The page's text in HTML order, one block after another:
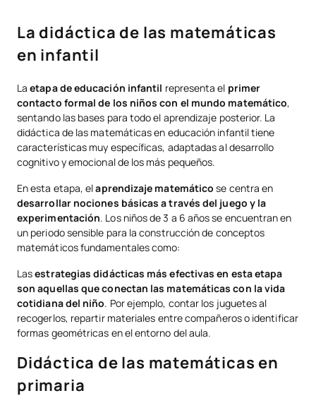
La didáctica de las matemáticas
en infantil
Laetapa de educación infantil representa el primer
contacto formal de los niños con el mundo matemático,
sentando las bases para todo el aprendizaje posterior. La
didáctica de las matemáticas en educación infantil tiene
características muy específicas, adaptadas al desarrollo
cognitivo y emocional de los más pequeños.
En esta etapa, elaprendizaje matemáticose centra en
desarrollar nociones básicas a través del juego y la
experimentación. Los niños de 3 a 6 años se encuentran en
un periodo sensible para la construcción de conceptos
matemáticos fundamentales como:
Lasestrategias didácticas más efectivas en esta etapa
son aquellas que conectan las matemáticas con la vida
cotidiana del niño. Por ejemplo, contar los juguetes al
recogerlos, repartir materiales entre compañeros o identificar
formas geométricas en el entorno del aula.
Didáctica de las matemáticas en
primaria